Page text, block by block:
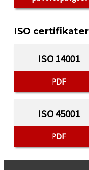
ISO certifikater
ISO 14001
PDF
ISO 45001
PDF